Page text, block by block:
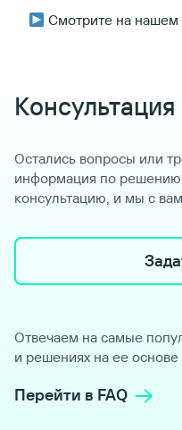
Смотрите на нашем
Остались вопросы или
информация по
консультацию, и мы с
Отвечаем на самые
и решениях на ее основе
Перейти в FAQ